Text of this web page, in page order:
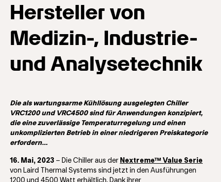
Hersteller von
Medizin-, Industrie-
und Analysetechnik
Die als wartungsarme Kühllösung ausgelegten Chiller
VRC1200 und VRC4500 sind für Anwendungen konzipiert,
die eine zuverlässige Temperaturregelung und einen
unkomplizierten Betrieb in einer niedrigeren Preiskategorie
erfordern…
16. Mai, 2023 – Die Chiller aus der Nextreme™ Value Serie
von Laird Thermal Systems sind jetzt in den Ausführungen
1200 und 4500 Watt erhältlich. Dank ihrer